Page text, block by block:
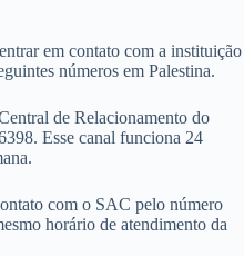
em contato com a instituição
números em Palestina.
de Relacionamento do
Esse canal funciona 24
com o SAC pelo número
horário de atendimento da